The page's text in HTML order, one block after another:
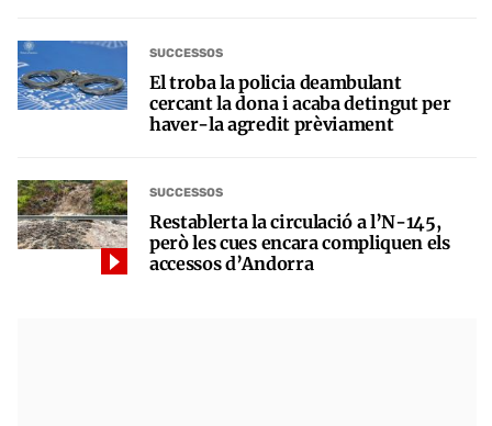
SUCCESSOS
El troba la policia deambulant
cercant la dona i acaba detingut per
haver-la agredit prèviament
SUCCESSOS
Restablerta la circulació a l’N-145,
però les cues encara compliquen els
accessos d’Andorra